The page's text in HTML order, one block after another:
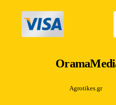
Agrotikes.gr